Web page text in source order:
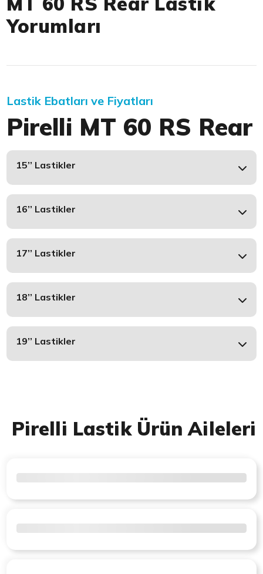
Yorumları
Lastik Ebatları ve Fiyatları
Pirelli MT 60 RS Rear
15’’ Lastikler
16’’ Lastikler
17’’ Lastikler
18’’ Lastikler
19’’ Lastikler
Pirelli Lastik Ürün Aileleri